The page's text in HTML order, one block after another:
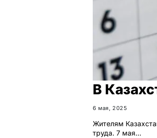
В
6 мая, 2025
Жителям
труда. 7 мая…